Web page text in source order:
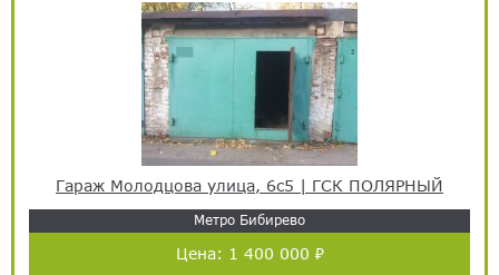
Гараж Молодцова улица, 6с5 | ГСК ПОЛЯРНЫЙ
Метро Бибирево
Цена: 1 400 000 ₽